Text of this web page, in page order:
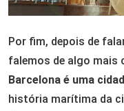
Por fim, depois de
falemos de algo mais
Barcelona é uma
história marítima da